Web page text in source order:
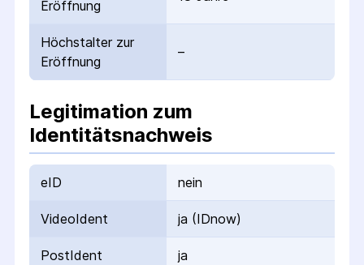
Eröffnung
Höchstalter zur
Eröffnung
–
Legitimation zum
Identitätsnachweis
eID nein
VideoIdent ja (IDnow)
PostIdent ja